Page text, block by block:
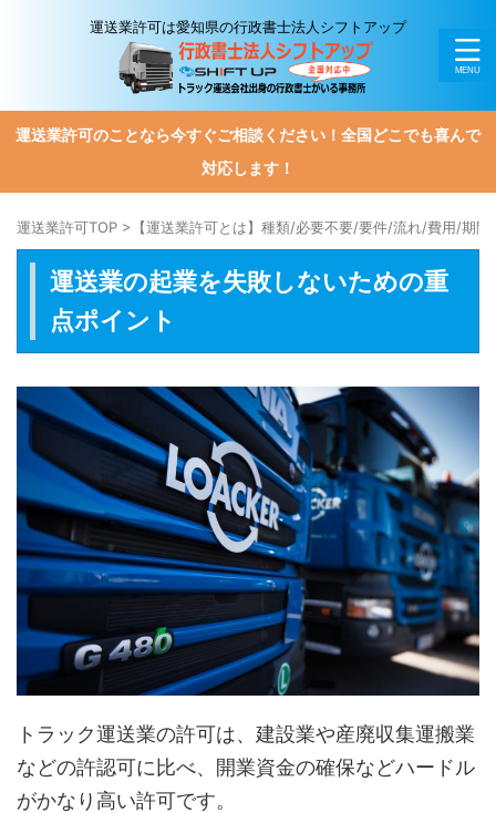
運送業許可は愛知県の行政書士法人シフトアップ
運送業許可のことなら今すぐご相談ください！全国どこでも喜んで
対応します！
運送業許可TOP > 【運送業許可とは】種類/必要不要/要件/流れ/費用/期間
運送業の起業を失敗しないための重
点ポイント
トラック運送業の許可は、建設業や産廃収集運搬業
などの許認可に比べ、開業資金の確保などハードル
がかなり高い許可です。